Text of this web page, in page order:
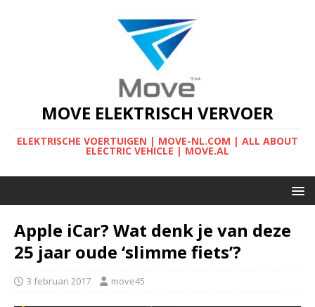
MOVE ELEKTRISCH VERVOER
ELEKTRISCHE VOERTUIGEN | MOVE-NL.COM | ALL ABOUT
ELECTRIC VEHICLE | MOVE.AL
Apple iCar? Wat denk je van deze
25 jaar oude ‘slimme fiets’?
3 februari 2017 move45